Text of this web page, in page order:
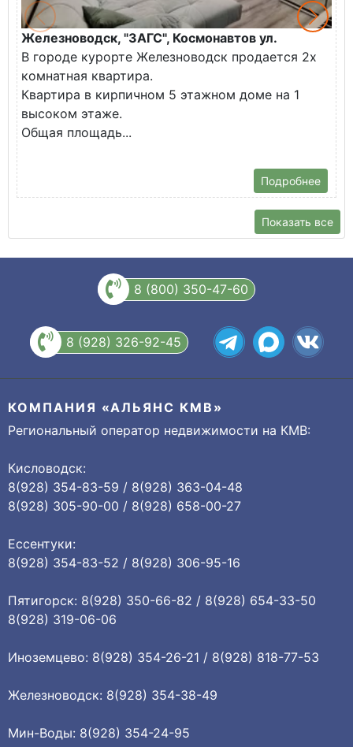
Железноводск, "ЗАГС", Космонавтов ул.
В городе курорте Железноводск продается 2х
комнатная квартира.
Квартира в кирпичном 5 этажном доме на 1
высоком этаже.
Общая площадь...
Подробнее
Показать все
8 (800) 350-47-60
8 (928) 326-92-45
КОМПАНИЯ «АЛЬЯНС КМВ»
Региональный оператор недвижимости на КМВ:
Кисловодск:
8(928) 354-83-59 / 8(928) 363-04-48
8(928) 305-90-00 / 8(928) 658-00-27
Ессентуки:
8(928) 354-83-52 / 8(928) 306-95-16
Пятигорск: 8(928) 350-66-82 / 8(928) 654-33-50
8(928) 319-06-06
Иноземцево: 8(928) 354-26-21 / 8(928) 818-77-53
Железноводск: 8(928) 354-38-49
Мин-Воды: 8(928) 354-24-95